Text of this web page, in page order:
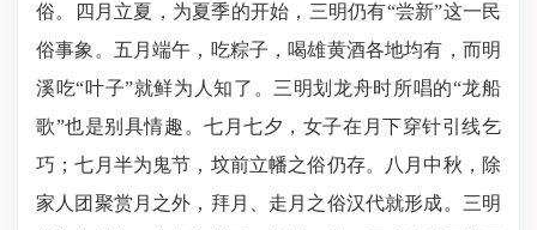
俗。四月立夏，为夏季的开始，三明仍有“尝新”这一民
俗事象。五月端午，吃粽子，喝雄黄酒各地均有，而明
溪吃“叶子”就鲜为人知了。三明划龙舟时所唱的“龙船
歌”也是别具情趣。七月七夕，女子在月下穿针引线乞
巧；七月半为鬼节，坟前立幡之俗仍存。八月中秋，除
家人团聚赏月之外，拜月、走月之俗汉代就形成。三明